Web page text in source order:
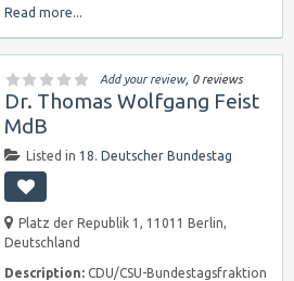
Read more...
Add your review, 0 reviews
Dr. Thomas Wolfgang Feist
MdB
Listed in 18. Deutscher Bundestag
Platz der Republik 1, 11011 Berlin,
Deutschland
Description: CDU/CSU-Bundestagsfraktion